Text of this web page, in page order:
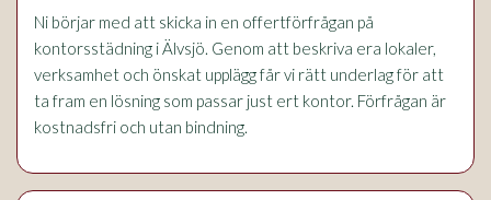
Ni börjar med att skicka in en offertförfrågan på
kontorsstädning i Älvsjö. Genom att beskriva era lokaler,
verksamhet och önskat upplägg får vi rätt underlag för att
ta fram en lösning som passar just ert kontor. Förfrågan är
kostnadsfri och utan bindning.